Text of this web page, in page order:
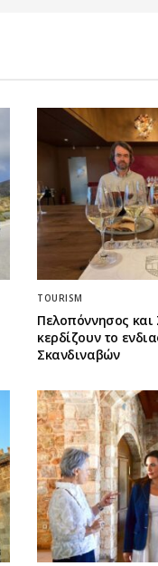
TOURISM
Πελοπόννησος και
κερδίζουν το
Σκανδιναβών